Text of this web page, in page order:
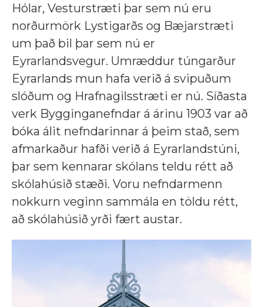
Hólar, Vesturstræti þar sem nú eru
norðurmörk Lystigarðs og Bæjarstræti
um það bil þar sem nú er
Eyrarlandsvegur. Umræddur túngarður
Eyrarlands mun hafa verið á svipuðum
slóðum og Hrafnagilsstræti er nú. Síðasta
verk Bygginganefndar á árinu 1903 var að
bóka álit nefndarinnar á þeim stað, sem
afmarkaður hafði verið á Eyrarlandstúni,
þar sem kennarar skólans teldu rétt að
skólahúsið stæði. Voru nefndarmenn
nokkurn veginn sammála en töldu rétt,
að skólahúsið yrði fært austar.